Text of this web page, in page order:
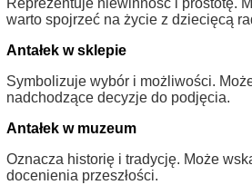
Reprezentuje niewinność i prostotę.
warto spojrzeć na życie z dziecięcą
Antałek w sklepie
Symbolizuje wybór i możliwości.
nadchodzące decyzje do podjęcia.
Antałek w muzeum
Oznacza historię i tradycję. Może
docenienia przeszłości.